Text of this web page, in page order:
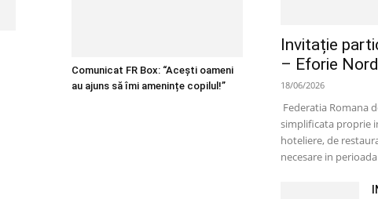
Comunicat FR Box: “Acești oameni
au ajuns să îmi amenințe copilul!”
Invitație
– Eforie
18/06/2026
Federatia Romana
simplificata proprie
hoteliere, de
necesare in perioada